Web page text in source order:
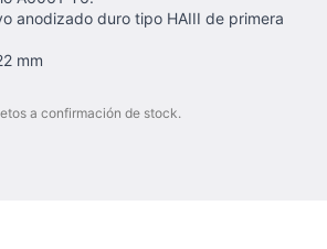
anodizado duro tipo HAIII de primera
mm
a confirmación de stock.